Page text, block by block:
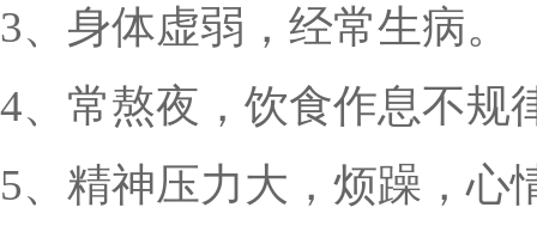
3、身体虚弱，经常生病。
4、常熬夜，饮食作息不规
5、精神压力大，烦躁，心